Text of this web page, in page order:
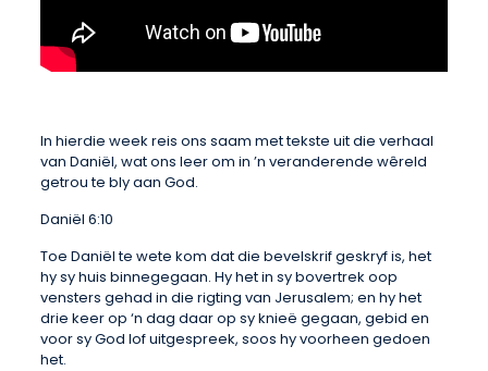
In hierdie week reis ons saam met tekste uit die verhaal
van Daniël, wat ons leer om in ’n veranderende wêreld
getrou te bly aan God.
Daniël 6:10
Toe Daniël te wete kom dat die bevelskrif geskryf is, het
hy sy huis binnegegaan. Hy het in sy bovertrek oop
vensters gehad in die rigting van Jerusalem; en hy het
drie keer op ‘n dag daar op sy knieë gegaan, gebid en
voor sy God lof uitgespreek, soos hy voorheen gedoen
het.